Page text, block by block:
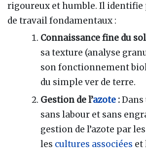
rigoureux et humble. Il identifie
de travail fondamentaux :
Connaissance fine du
sa texture (analyse
son fonctionnement
du simple ver de terre.
Gestion de l’azote :Dans
sans labour et sans
gestion de l’azote par
les cultures associées et